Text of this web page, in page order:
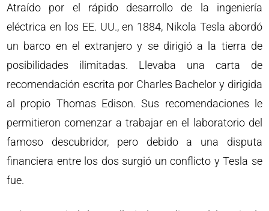
Atraído por el rápido desarrollo de la ingeniería
eléctrica en los EE. UU., en 1884, Nikola Tesla abordó
un barco en el extranjero y se dirigió a la tierra de
posibilidades ilimitadas. Llevaba una carta de
recomendación escrita por Charles Bachelor y dirigida
al propio Thomas Edison. Sus recomendaciones le
permitieron comenzar a trabajar en el laboratorio del
famoso descubridor, pero debido a una disputa
financiera entre los dos surgió un conflicto y Tesla se
fue.